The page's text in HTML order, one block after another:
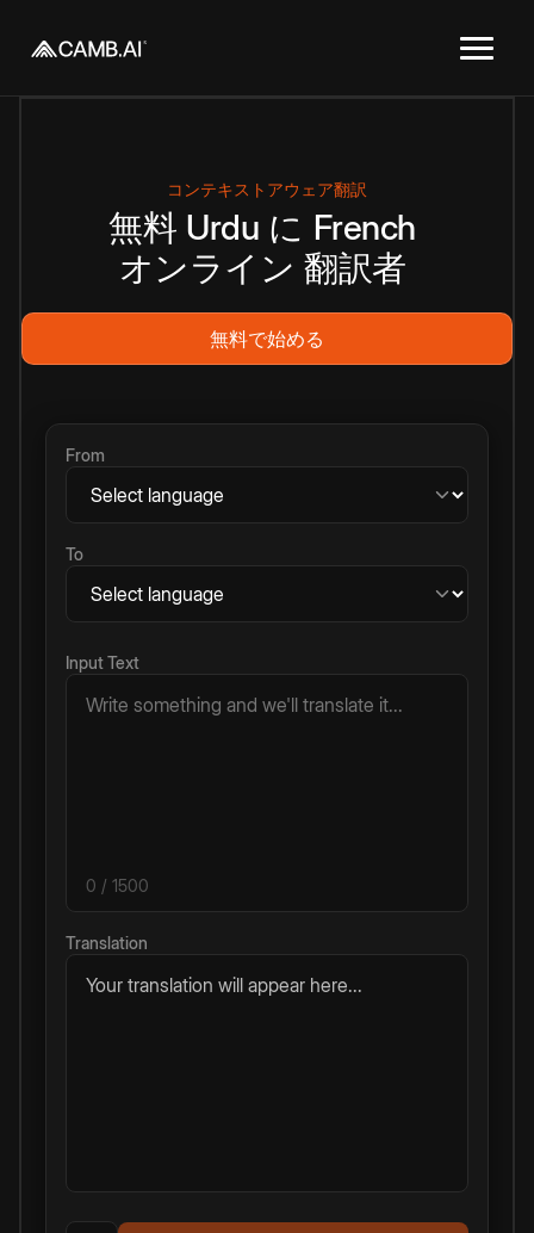
コンテキストアウェア翻訳
無料 Urdu に French
オンライン 翻訳者
無料で始める
From
To
Input Text
0 / 1500
Translation
Your translation will appear here...